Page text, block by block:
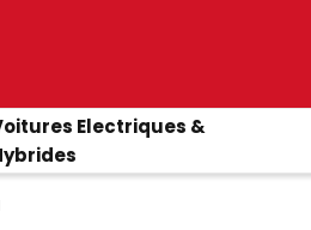
Electriques &